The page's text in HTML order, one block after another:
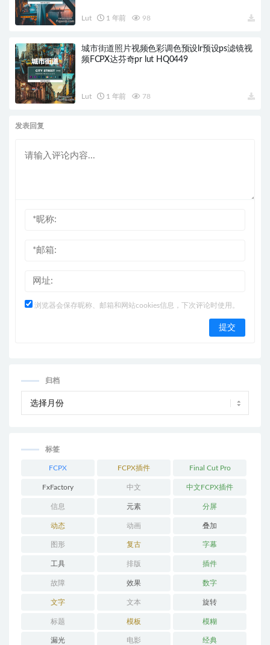
Lut 1 年前 98
城市街道照片视频色彩调色预设lr预设ps滤镜视
频FCPX达芬奇pr lut HQ0449
Lut 1 年前 78
发表回复
浏览器会保存昵称、邮箱和网站cookies信息，下次评论时使用。
归档
标签
FCPX FCPX插件 Final Cut Pro
FxFactory 中文 中文FCPX插件
信息 元素 分屏
动态 动画 叠加
图形 复古 字幕
工具 排版 插件
故障 效果 数字
文字 文本 旋转
标题 模板 模糊
漏光 电影 经典